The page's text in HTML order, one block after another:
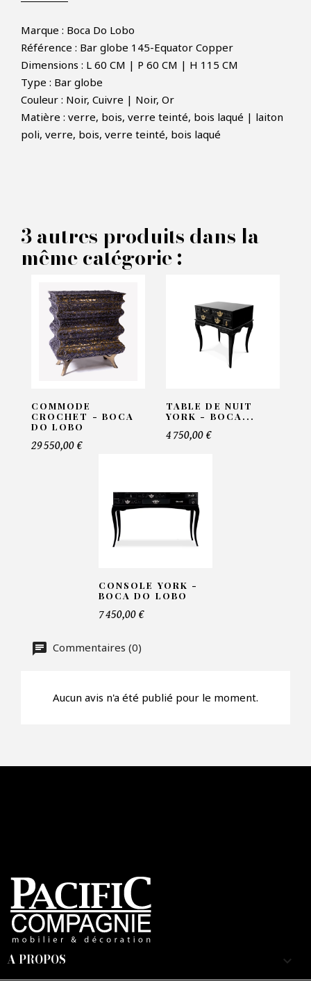
FAIRE UNE OFFRE ×
lobo
VOS INFORMATIONS :
Nom*
Telephone*
Nombre de produit*
CAPTCHA
Marque : Boca Do Lobo
Référence : Bar globe 145-Equator Copper
Dimensions : L 60 CM | P 60 CM | H 115 CM
Type : Bar globe
Couleur : Noir, Cuivre | Noir, Or
Matière : verre, bois, verre teinté, bois laqué | laiton
poli, verre, bois, verre teinté, bois laqué
3 autres produits dans la
même catégorie :
COMMODE
CROCHET - BOCA
DO LOBO
29 550,00 €
TABLE DE NUIT
YORK - BOCA...
4 750,00 €
CONSOLE YORK -
BOCA DO LOBO
7 450,00 €
Commentaires (0)
Aucun avis n'a été publié pour le moment.
A PROPOS keyboard_arrow_down